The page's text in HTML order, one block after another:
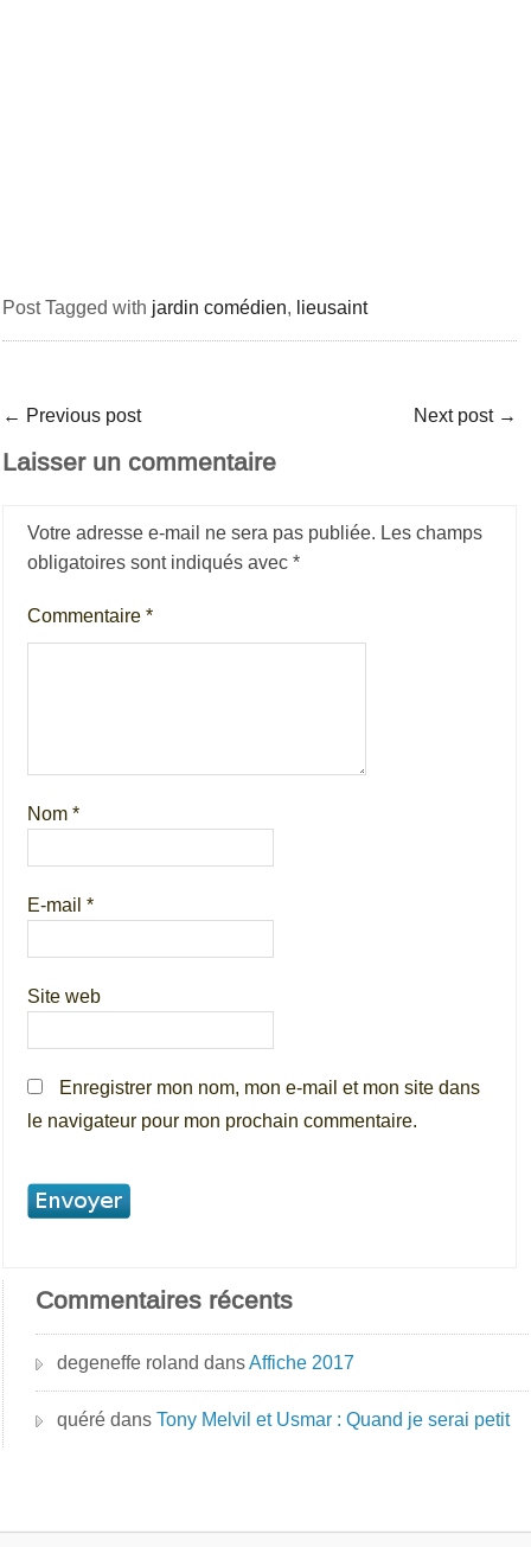
Post Tagged with jardin comédien, lieusaint
← Previous post Next post →
Laisser un commentaire
Votre adresse e-mail ne sera pas publiée. Les champs
obligatoires sont indiqués avec*
Commentaire*
Nom*
E-mail*
Site web
Enregistrer mon nom, mon e-mail et mon site dans
le navigateur pour mon prochain commentaire.
Commentaires récents
degeneffe roland dansAffiche 2017
quéré dansTony Melvil et Usmar : Quand je serai petit